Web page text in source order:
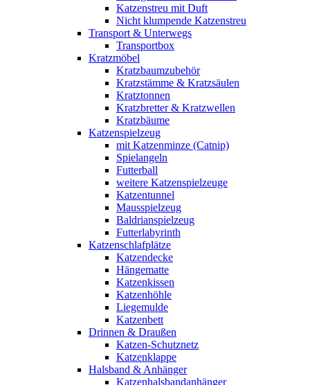
Katzenstreu mit Duft
Nicht klumpende Katzenstreu
Transport & Unterwegs
Transportbox
Kratzmöbel
Kratzbaumzubehör
Kratzstämme & Kratzsäulen
Kratztonnen
Kratzbretter & Kratzwellen
Kratzbäume
Katzenspielzeug
mit Katzenminze (Catnip)
Spielangeln
Futterball
weitere Katzenspielzeuge
Katzentunnel
Mausspielzeug
Baldrianspielzeug
Futterlabyrinth
Katzenschlafplätze
Katzendecke
Hängematte
Katzenkissen
Katzenhöhle
Liegemulde
Katzenbett
Drinnen & Draußen
Katzen-Schutznetz
Katzenklappe
Halsband & Anhänger
Katzenhalsbandanhänger